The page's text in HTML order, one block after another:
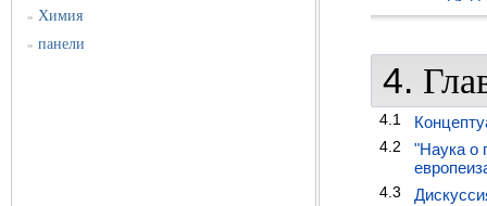
» Химия
» панели
4.
4.1
4.2
"Наука о
4.3